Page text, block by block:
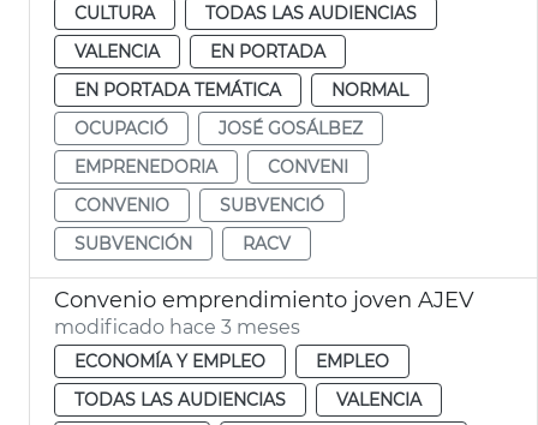
CULTURA
TODAS LAS AUDIENCIAS
VALENCIA
EN PORTADA
EN PORTADA TEMÁTICA
NORMAL
OCUPACIÓ
JOSÉ GOSÁLBEZ
EMPRENEDORIA
CONVENI
CONVENIO
SUBVENCIÓ
SUBVENCIÓN
RACV
Convenio emprendimiento joven AJEV
modificado hace 3 meses
ECONOMÍA Y EMPLEO
EMPLEO
TODAS LAS AUDIENCIAS
VALENCIA